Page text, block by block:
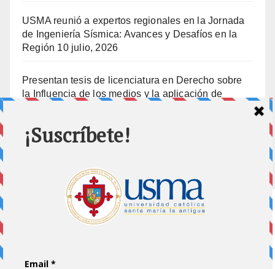
USMA reunió a expertos regionales en la Jornada
de Ingeniería Sísmica: Avances y Desafíos en la
Región 10 julio, 2026
Presentan tesis de licenciatura en Derecho sobre
la Influencia de los medios y la aplicación de